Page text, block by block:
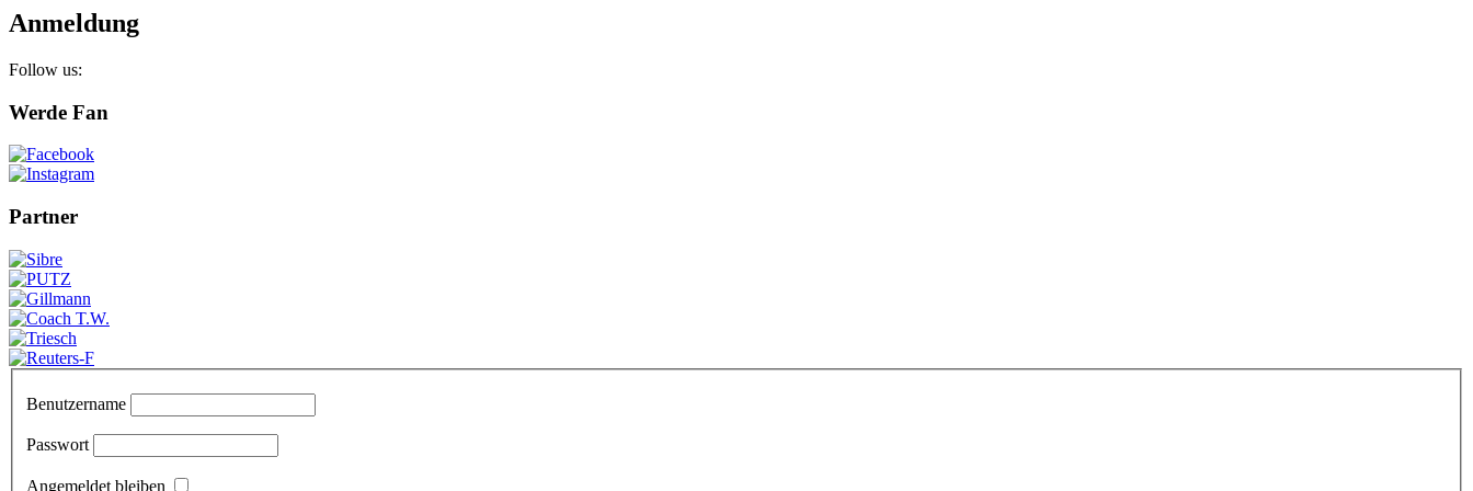
Anmeldung
Follow us:
Werde Fan
Partner
Benutzername
Passwort
Angemeldet bleiben